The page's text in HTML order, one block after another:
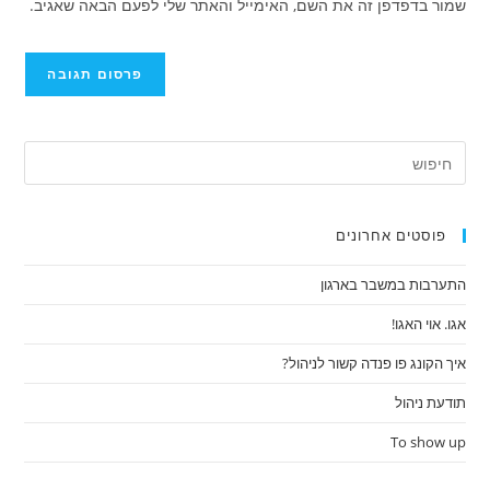
כדי
שמור בדפדפן זה את השם, האימייל והאתר שלי לפעם הבאה שאגיב.
פוסטים אחרונים
התערבות במשבר בארגון
אגו. אוי האגו!
איך הקונג פו פנדה קשור לניהול?
תודעת ניהול
To show up